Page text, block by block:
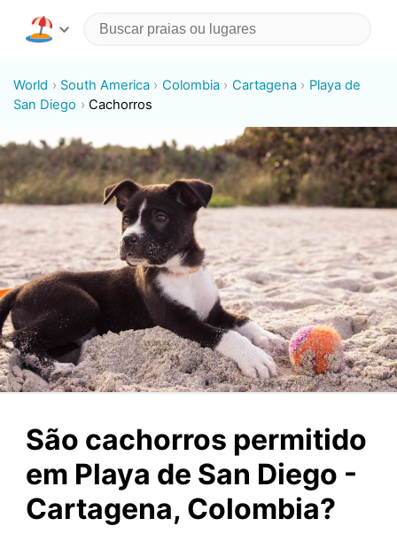
World South America Colombia Cartagena
Playa de
San Diego
Cachorros
São cachorros permitido
em Playa de San Diego -
Cartagena, Colombia?